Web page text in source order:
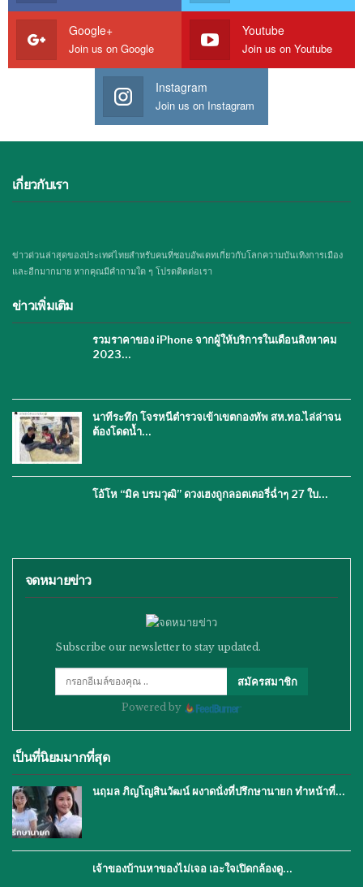
Google+
Join us on Google
Youtube
Join us on Youtube
Instagram
Join us on Instagram
เกี่ยวกับเรา
ข่าวด่วนล่าสุดของประเทศไทยสำหรับคนที่ชอบอัพเดทเกี่ยวกับโลกความบันเทิงการเมือง
และอีกมากมาย หากคุณมีคำถามใด ๆ โปรดติดต่อเรา
ข่าวเพิ่มเติม
รวมราคาของ iPhone จากผู้ให้บริการในเดือนสิงหาคม
2023…
นาทีระทึก โจรหนีตำรวจเข้าเขตกองทัพ สห.ทอ.ไล่ล่าจน
ต้องโดดน้ำ…
โอ้โห “มิค บรมวุฒิ” ดวงเฮงถูกลอตเตอรี่ฉ่ำๆ 27 ใบ…
จดหมายข่าว
Subscribe our newsletter to stay updated.
สมัครสมาชิก
Powered by
เป็นที่นิยมมากที่สุด
นฤมล ภิญโญสินวัฒน์ ผงาดนั่งที่ปรึกษานายก ทำหน้าที่…
เจ้าของบ้านหาของไม่เจอ เอะใจเปิดกล้องดู…